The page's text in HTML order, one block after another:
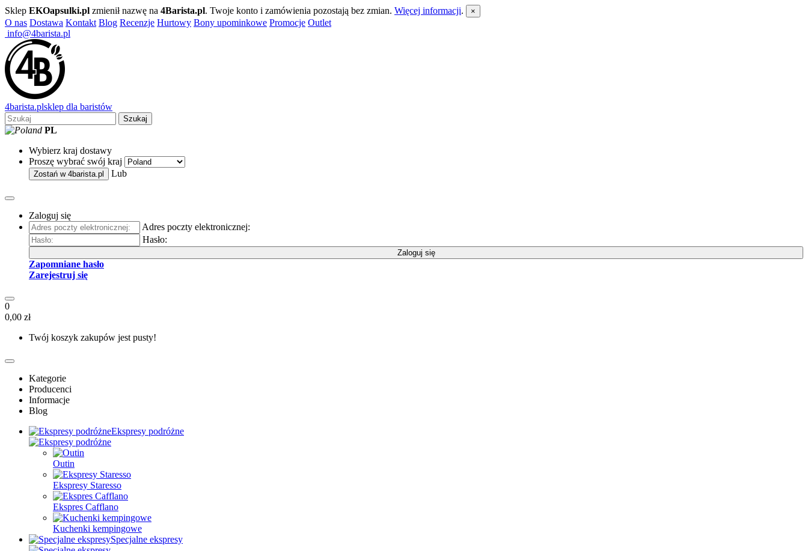
Sklep EKOapsulki.pl zmienił nazwę na 4Barista.pl. Twoje konto i zamówienia pozostają bez zmian. Więcej informacji. ×
O nas Dostawa Kontakt Blog Recenzje Hurtowy Bony upominkowe Promocje Outlet
info@4barista.pl
4barista.plsklep dla baristów
Szukaj
PL
Wybierz kraj dostawy
Proszę wybrać swój kraj
Zostań w 4barista.pl Lub
Zaloguj się
Adres poczty elektronicznej:
Hasło:
Zaloguj się
Zapomniane hasło
Zarejestruj się
0
0,00 zł
Twój koszyk zakupów jest pusty!
Kategorie
Producenci
Informacje
Blog
Ekspresy podróżne
Outin
Ekspresy Staresso
Ekspres Cafflano
Kuchenki kempingowe
Specjalne ekspresy